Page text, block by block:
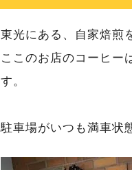
東光にある、自家焙煎
ここのお店のコーヒー
す。
駐車場がいつも満車状